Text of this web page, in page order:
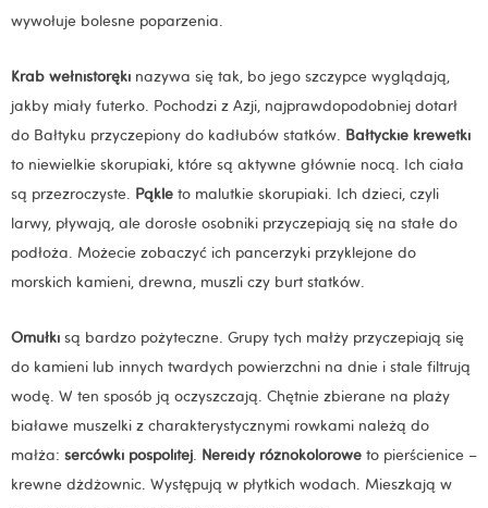
wywołuje bolesne poparzenia.
Krab wełnistoręki nazywa się tak, bo jego szczypce wyglądają,
jakby miały futerko. Pochodzi z Azji, najprawdopodobniej dotarł
do Bałtyku przyczepiony do kadłubów statków. Bałtyckie krewetki
to niewielkie skorupiaki, które są aktywne głównie nocą. Ich ciała
są przezroczyste. Pąkle to malutkie skorupiaki. Ich dzieci, czyli
larwy, pływają, ale dorosłe osobniki przyczepiają się na stałe do
podłoża. Możecie zobaczyć ich pancerzyki przyklejone do
morskich kamieni, drewna, muszli czy burt statków.
Omułki są bardzo pożyteczne. Grupy tych małży przyczepiają się
do kamieni lub innych twardych powierzchni na dnie i stale filtrują
wodę. W ten sposób ją oczyszczają. Chętnie zbierane na plaży
białawe muszelki z charakterystycznymi rowkami należą do
małża: sercówki pospolitej. Nereidy różnokolorowe to pierścienice –
krewne dżdżownic. Występują w płytkich wodach. Mieszkają w